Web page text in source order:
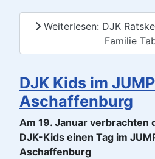
Weiterlesen: DJK
Familie
DJK Kids im
Aschaffenburg
Am 19. Januar verbrachten
DJK-Kids einen Tag im
Aschaffenburg